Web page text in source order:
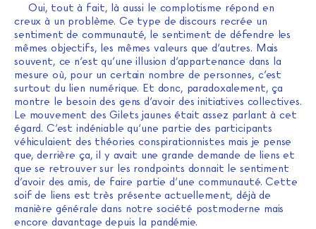
Oui, tout à fait, là aussi le complotisme répond en
creux à un problème. Ce type de discours recrée un
sentiment de communauté, le sentiment de défendre les
mêmes objectifs, les mêmes valeurs que d’autres. Mais
souvent, ce n’est qu’une illusion d’appartenance dans la
mesure où, pour un certain nombre de personnes, c’est
surtout du lien numérique. Et donc, paradoxalement, ça
montre le besoin des gens d’avoir des initiatives collectives.
Le mouvement des Gilets jaunes était assez parlant à cet
égard. C’est indéniable qu’une partie des participants
véhiculaient des théories conspirationnistes mais je pense
que, derrière ça, il y avait une grande demande de liens et
que se retrouver sur les rondpoints donnait le sentiment
d’avoir des amis, de faire partie d’une communauté. Cette
soif de liens est très présente actuellement, déjà de
manière générale dans notre société postmoderne mais
encore davantage depuis la pandémie.